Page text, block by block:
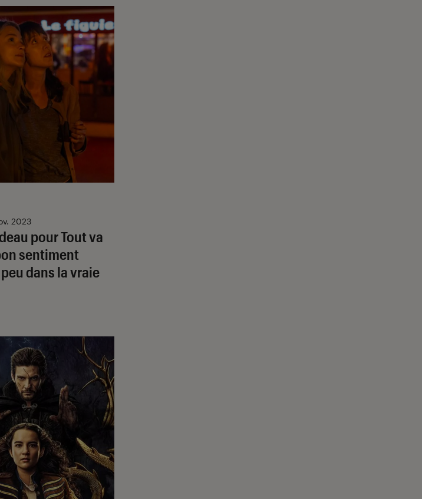
pourTout va
sentiment
dans la vraie
2023